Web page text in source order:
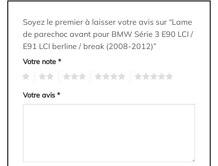
Soyez le premier à laisser votre avis sur “Lame
de parechoc avant pour BMW Série 3 E90 LCI /
E91 LCI berline / break (2008-2012)”
Votre note *
Votre avis *